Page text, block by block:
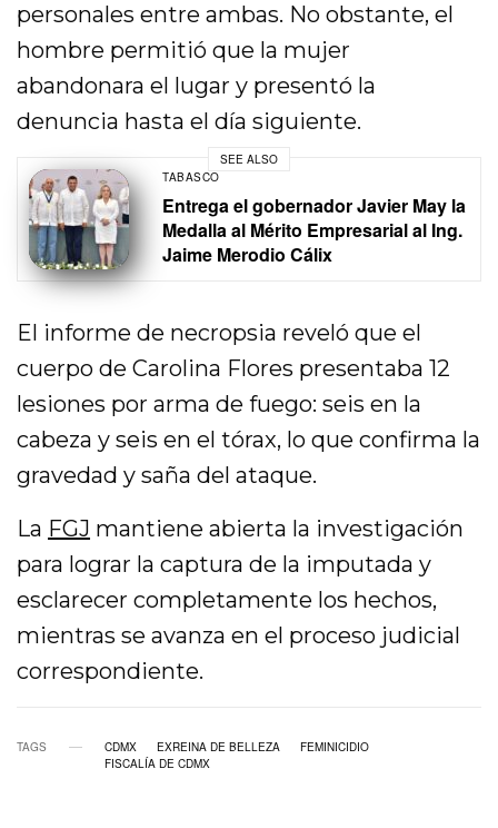
personales entre ambas. No obstante, el
hombre permitió que la mujer
abandonara el lugar y presentó la
denuncia hasta el día siguiente.
SEE ALSO
TABASCO
Entrega el gobernador Javier May la
Medalla al Mérito Empresarial al Ing.
Jaime Merodio Cálix
El informe de necropsia reveló que el
cuerpo de Carolina Flores presentaba 12
lesiones por arma de fuego: seis en la
cabeza y seis en el tórax, lo que confirma la
gravedad y saña del ataque.
La FGJ mantiene abierta la investigación
para lograr la captura de la imputada y
esclarecer completamente los hechos,
mientras se avanza en el proceso judicial
correspondiente.
TAGS CDMX EXREINA DE BELLEZA
FEMINICIDIO
FISCALÍA DE CDMX